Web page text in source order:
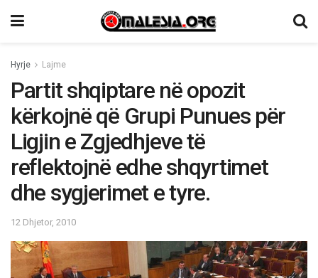
Hyrje Lajme
Partit shqiptare në opozit
kërkojnë që Grupi Punues për
Ligjin e Zgjedhjeve të
reflektojnë edhe shqyrtimet
dhe sygjerimet e tyre.
12 Dhjetor, 2010